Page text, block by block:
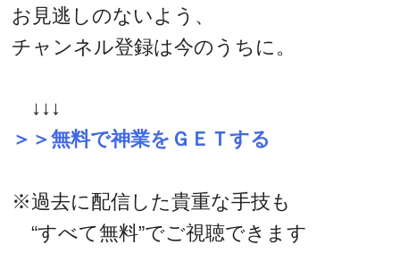
お見逃しのないよう、
チャンネル登録は今のうちに。
↓↓↓
＞＞無料で神業をＧＥＴする
※過去に配信した貴重な手技も
“すべて無料”でご視聴できます